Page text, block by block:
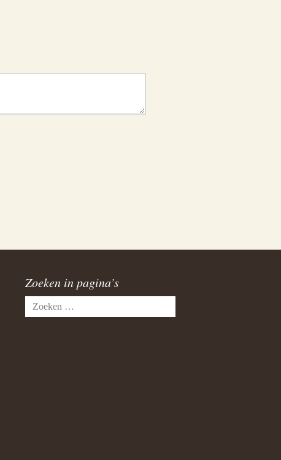
Zoeken in pagina’s
Zoeken
naar: